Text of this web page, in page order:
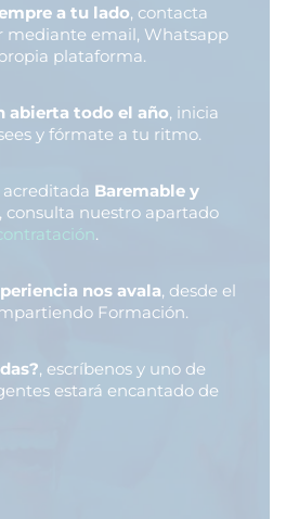
a tu lado, contacta
mediante email, Whatsapp
plataforma.
abierta todo el año, inicia
y fórmate a tu ritmo.
Baremable y
, consulta nuestro apartado
.
nos avala, desde el
Formación.
, escríbenos y uno de
estará encantado de